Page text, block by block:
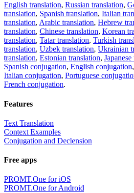
English translation, Russian translation,
translation, Spanish translation, Italian
translation, Arabic translation, Hebrew
translation, Chinese translation, Korean
translation, Tatar translation, Turkish
translation, Uzbek translation, Ukrainian
translation, Estonian translation,
Spanish conjugation, English conjugation,
Italian conjugation, Portuguese
French conjugation.
Features
Text Translation
Context Examples
Conjugation and Declension
Free apps
PROMT.One for iOS
PROMT.One for Android